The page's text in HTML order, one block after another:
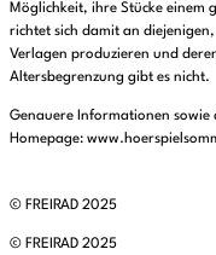
Möglichkeit, ihre Stücke einem
richtet sich damit an
Verlagen produzieren und
Altersbegrenzung gibt es nicht.
Genauere Informationen
Homepage:
© FREIRAD 2025
© FREIRAD 2025